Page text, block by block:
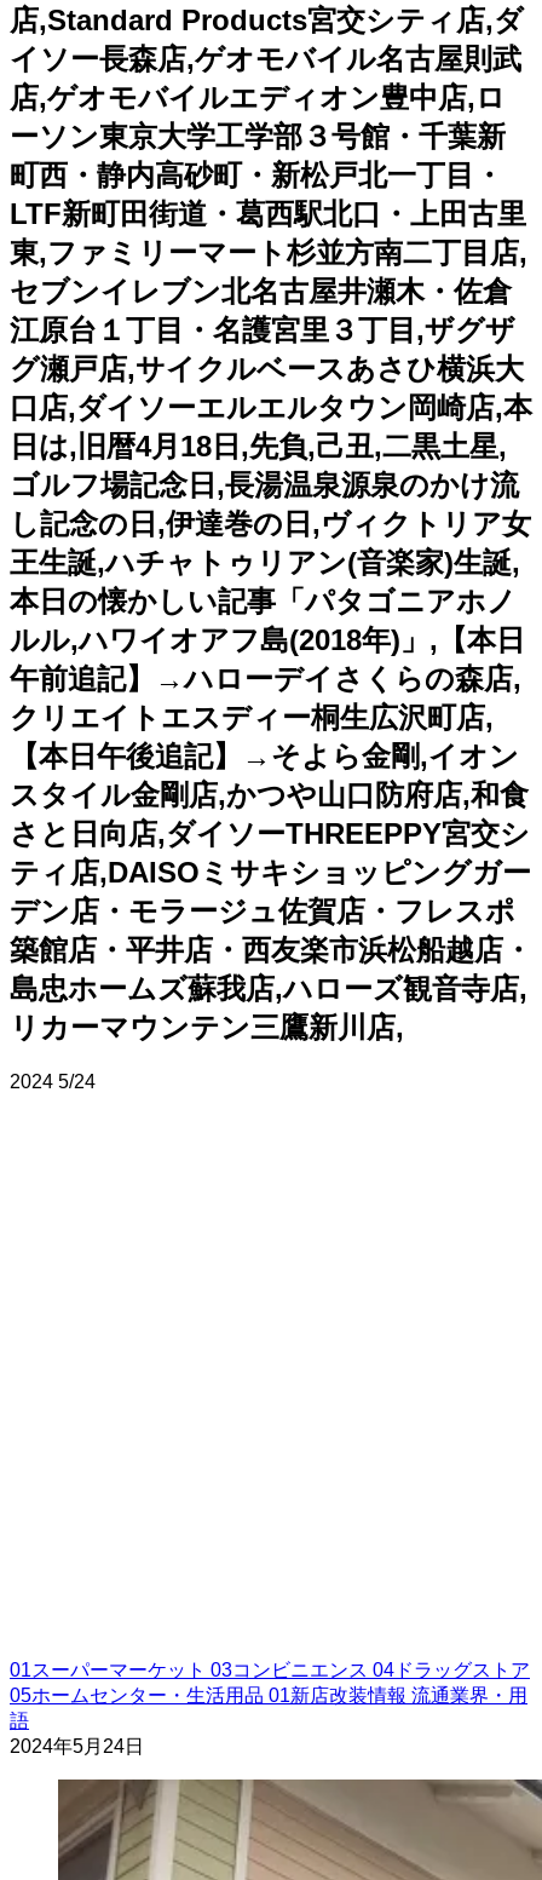
店,Standard Products宮交シティ店,ダ
イソー長森店,ゲオモバイル名古屋則武
店,ゲオモバイルエディオン豊中店,ロ
ーソン東京大学工学部３号館・千葉新
町西・静内高砂町・新松戸北一丁目・
LTF新町田街道・葛西駅北口・上田古里
東,ファミリーマート杉並方南二丁目店,
セブンイレブン北名古屋井瀬木・佐倉
江原台１丁目・名護宮里３丁目,ザグザ
グ瀬戸店,サイクルベースあさひ横浜大
口店,ダイソーエルエルタウン岡崎店,本
日は,旧暦4月18日,先負,己丑,二黒土星,
ゴルフ場記念日,長湯温泉源泉のかけ流
し記念の日,伊達巻の日,ヴィクトリア女
王生誕,ハチャトゥリアン(音楽家)生誕,
本日の懐かしい記事「パタゴニアホノ
ルル,ハワイオアフ島(2018年)」,【本日
午前追記】→ハローデイさくらの森店,
クリエイトエスディー桐生広沢町店,
【本日午後追記】→そよら金剛,イオン
スタイル金剛店,かつや山口防府店,和食
さと日向店,ダイソーTHREEPPY宮交シ
ティ店,DAISOミサキショッピングガー
デン店・モラージュ佐賀店・フレスポ
築館店・平井店・西友楽市浜松船越店・
島忠ホームズ蘇我店,ハローズ観音寺店,
リカーマウンテン三鷹新川店,
2024 5/24
01スーパーマーケット 03コンビニエンス 04ドラッグストア
05ホームセンター・生活用品 01新店改装情報 流通業界・用
語
2024年5月24日